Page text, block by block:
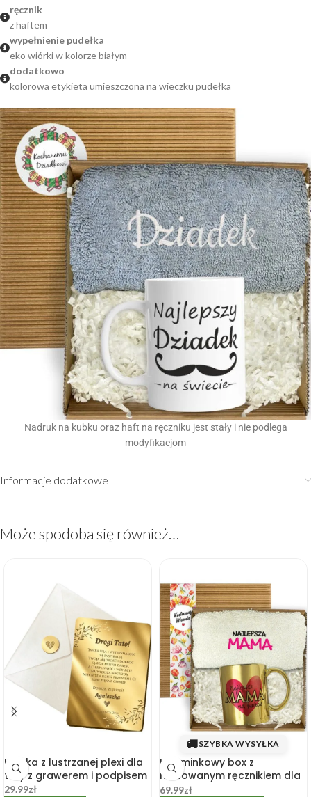
ręcznik
z haftem
wypełnienie pudełka
eko wiórki w kolorze białym
dodatkowo
kolorowa etykieta umieszczona na wieczku pudełka
Nadruk na kubku oraz haft na ręczniku jest stały i nie podlega
modyfikacjom
Informacje dodatkowe
Może spodoba się również…
Kartka z lustrzanej plexi dla
taty z grawerem i podpisem
29.99zł
🚚SZYBKA WYSYŁKA
Upominkowy box z
haftowanym ręcznikiem dla
mamy i złotym kubkiem
69.99zł